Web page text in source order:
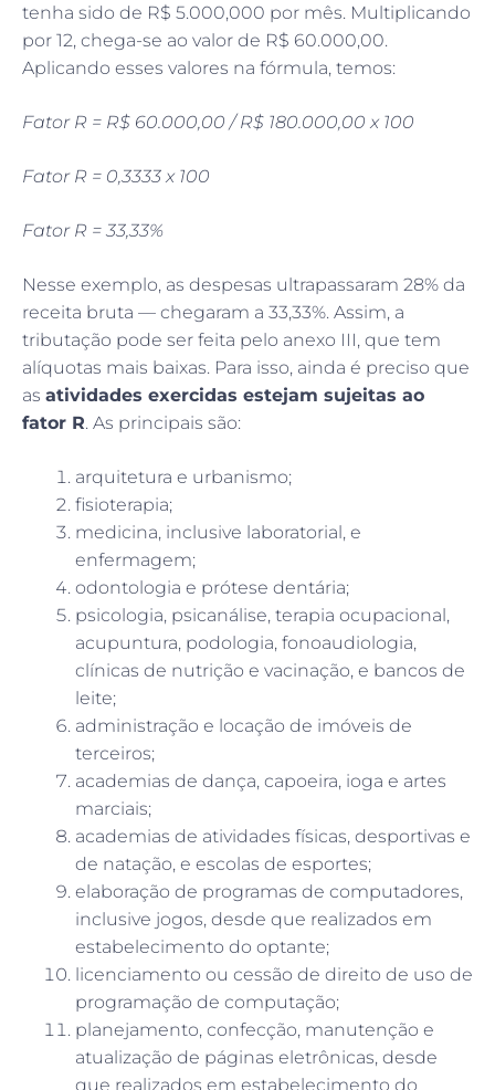
tenha sido de R$ 5.000,000 por mês. Multiplicando
por 12, chega-se ao valor de R$ 60.000,00.
Aplicando esses valores na fórmula, temos:
Fator R = R$ 60.000,00 / R$ 180.000,00 x 100
Fator R = 0,3333 x 100
Fator R = 33,33%
Nesse exemplo, as despesas ultrapassaram 28% da
receita bruta — chegaram a 33,33%. Assim, a
tributação pode ser feita pelo anexo III, que tem
alíquotas mais baixas. Para isso, ainda é preciso que
as atividades exercidas estejam sujeitas ao
fator R. As principais são:
arquitetura e urbanismo;
fisioterapia;
medicina, inclusive laboratorial, e
enfermagem;
odontologia e prótese dentária;
psicologia, psicanálise, terapia ocupacional,
acupuntura, podologia, fonoaudiologia,
clínicas de nutrição e vacinação, e bancos de
leite;
administração e locação de imóveis de
terceiros;
academias de dança, capoeira, ioga e artes
marciais;
academias de atividades físicas, desportivas e
de natação, e escolas de esportes;
elaboração de programas de computadores,
inclusive jogos, desde que realizados em
estabelecimento do optante;
licenciamento ou cessão de direito de uso de
programação de computação;
planejamento, confecção, manutenção e
atualização de páginas eletrônicas, desde
que realizados em estabelecimento do